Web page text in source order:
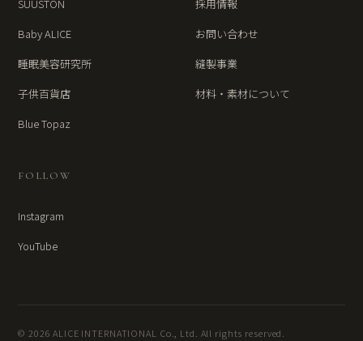
SUUSTON
Baby ALICE
睡眠美容研究所
子供百貨店
Blue Topaz
採用情報
お問い合わせ
縫製事業
材料・素材について
FOLLOW
Instagram
YouTube
© 2026 ALICE INTERNATIONAL Co., Ltd. All rights reserved.